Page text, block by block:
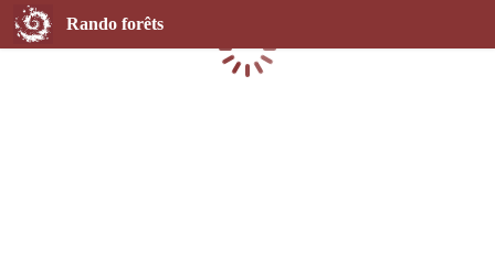
Rando forêts
Chargement